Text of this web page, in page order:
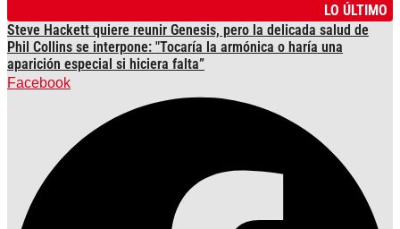
LO ÚLTIMO
Steve Hackett quiere reunir Genesis, pero la delicada salud de
Phil Collins se interpone: "Tocaría la armónica o haría una
aparición especial si hiciera falta”
Facebook